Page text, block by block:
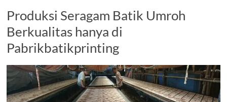
Produksi Seragam Batik Umroh
Berkualitas hanya di
Pabrikbatikprinting